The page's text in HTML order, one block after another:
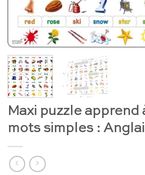
Maxi puzzle apprend
mots simples :